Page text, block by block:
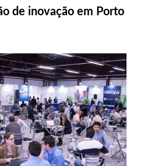
de inovação em Porto